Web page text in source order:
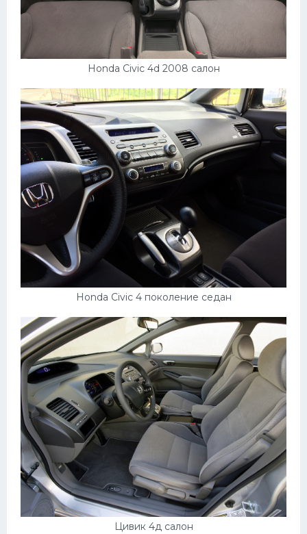
Honda Civic 4d 2008 салон
Honda Civic 4 поколение седан
Цивик 4д салон